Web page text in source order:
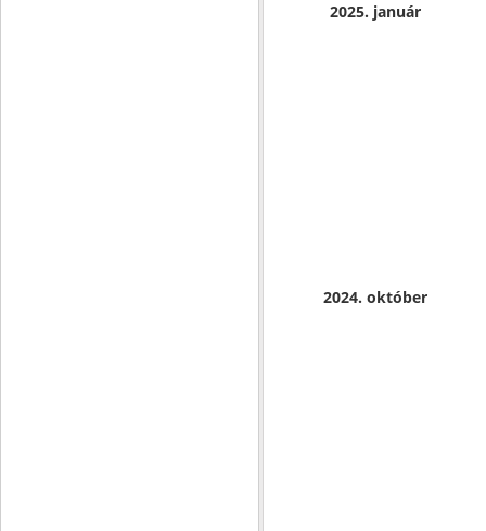
2025. január
2024. október